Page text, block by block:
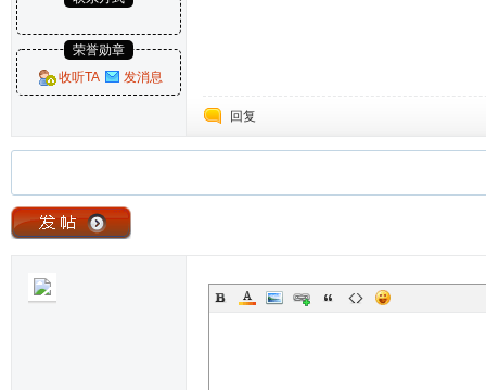
荣誉勋章
收听TA
发消息
回复